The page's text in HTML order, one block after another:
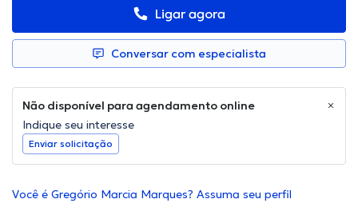
Ligar agora
Conversar com especialista
Não disponível para agendamento online
Indique seu interesse
Enviar solicitação
Você é Gregório Marcia Marques? Assuma seu perfil